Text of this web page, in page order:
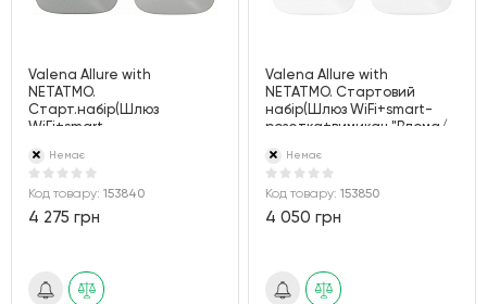
Valena Allure with
NETATMO.
Старт.набір(Шлюз
WiFi+smart-
Не вдома").Алюміній
Немає
Код товару: 153840
4 275 грн
Valena Allure with
NETATMO. Стартовий
набір(Шлюз WiFi+smart-
розетка+вимикач "Вдома/
Немає
Код товару:153850
4 050 грн